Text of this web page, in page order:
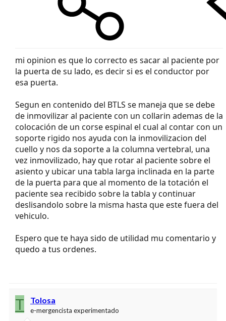
mi opinion es que lo correcto es sacar al paciente por
la puerta de su lado, es decir si es el conductor por
esa puerta.
Segun en contenido del BTLS se maneja que se debe
de inmovilizar al paciente con un collarin ademas de la
colocación de un corse espinal el cual al contar con un
soporte rigido nos ayuda con la inmovilizacion del
cuello y nos da soporte a la columna vertebral, una
vez inmovilizado, hay que rotar al paciente sobre el
asiento y ubicar una tabla larga inclinada en la parte
de la puerta para que al momento de la totación el
paciente sea recibido sobre la tabla y continuar
deslisandolo sobre la misma hasta que este fuera del
vehiculo.
Espero que te haya sido de utilidad mu comentario y
quedo a tus ordenes.
T Tolosa
e-mergencista experimentado